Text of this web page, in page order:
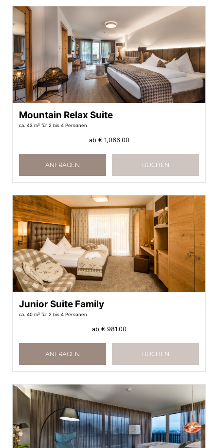
Mountain Relax Suite
ca. 43 m² für 2 bis 4 Personen
ab € 1,066.00
ANFRAGEN BUCHEN
Junior Suite Family
ca. 40 m² für 2 bis 4 Personen
ab € 981.00
ANFRAGEN BUCHEN